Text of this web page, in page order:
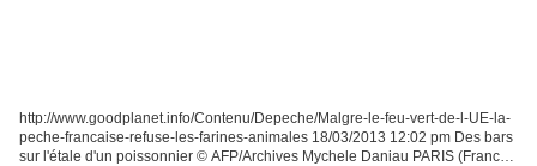
http://www.goodplanet.info/Contenu/Depeche/Malgre-le-feu-vert-de-l-UE-la-
peche-francaise-refuse-les-farines-animales 18/03/2013 12:02 pm Des bars
sur l'étale d'un poissonnier © AFP/Archives Mychele Daniau PARIS (France)